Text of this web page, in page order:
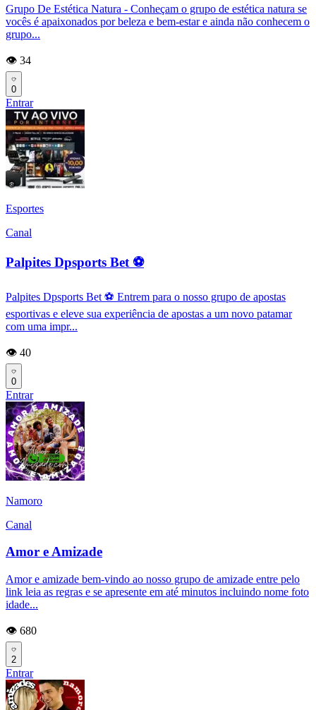
Grupo De Estética Natura - Conheçam o grupo de estética natura se
vocês é apaixonados por beleza e bem-estar e ainda não conhecem o
grupo...
👁️ 34
0
Entrar
Esportes
Canal
Palpites Dpsports Bet ⚽
Palpites Dpsports Bet ⚽ Entrem para o nosso grupo de apostas
esportivas e eleve sua experiência de apostas a um novo patamar
com uma impr...
👁️ 40
0
Entrar
Namoro
Canal
Amor e Amizade
Amor e amizade bem-vindo ao nosso grupo de amizade entre pelo
link leia as regras e se apresente em até minutos incluindo nome foto
idade...
👁️ 680
2
Entrar